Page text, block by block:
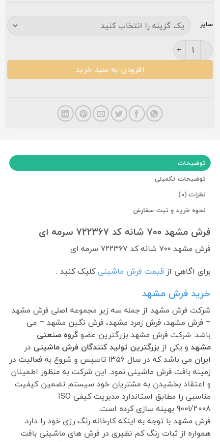
سایز
فرش مشهد ۷۰۰ شانه کد ۷۲۲۳۶۷ سرمه ای عدد
افزودن به سبد خرید
توضیحات
توضیحات تکمیلی
نظرات (0)
نحوه خرید و ثبت سفارش
فرش مشهد ۷۰۰ شانه کد ۷۲۲۳۶۷ سرمه ای
فرش مشهد ۷۰۰ شانه کد ۷۲۲۳۶۷ سرمه ای
برای اگاهی از قیمت فرش ماشینیکلیک کنید .
خرید فرش مشهد
شرکت فرش مشهد از جمله سه زیر مجموعه اصلی فرش مشهد
– فرش مشهد، فرش زمرد مشهد، فرش نگین مشهد – می
باشد. شرکت فرش مشهد بزرگترین عضوگروه صنعتی
مشهدو یکی از بزرگترین تولید کنندگان فرش ماشینی در
ایران می باشد که در سال ۱۳۵۶ تاسیس و شروع به فعالیت در
زمینه بافت فرش ماشینی نمود. این شرکت به منظور اطمینان
و اعتقاد بخشیدن به مشتریان خود سیستم تضمین کیفیت
مناسبی را مطابق استاندارد مدیریت کیفی ISO
9001/2008 بهینه سازی کرده است.
فرش مشهد با توجه به اینکه کارخانه رنگ رزی خود را دارد
همواره از ثبات رنگ کم نظیری در فرش های ماشینی بافت